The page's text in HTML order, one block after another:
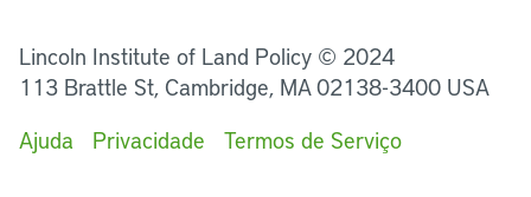
Lincoln Institute of Land Policy © 2024
113 Brattle St, Cambridge, MA 02138-3400 USA
Ajuda
Privacidade Termos de Serviço